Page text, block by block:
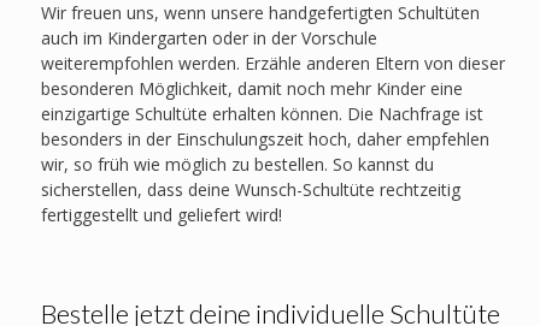
Wir freuen uns, wenn unsere handgefertigten Schultüten
auch im Kindergarten oder in der Vorschule
weiterempfohlen werden. Erzähle anderen Eltern von dieser
besonderen Möglichkeit, damit noch mehr Kinder eine
einzigartige Schultüte erhalten können. Die Nachfrage ist
besonders in der Einschulungszeit hoch, daher empfehlen
wir, so früh wie möglich zu bestellen. So kannst du
sicherstellen, dass deine Wunsch-Schultüte rechtzeitig
fertiggestellt und geliefert wird!
Bestelle jetzt deine individuelle Schultüte